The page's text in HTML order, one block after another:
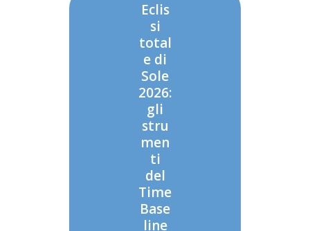
Eclis
si
total
e di
Sole
2026:
gli
stru
men
ti
del
Time
Base
line